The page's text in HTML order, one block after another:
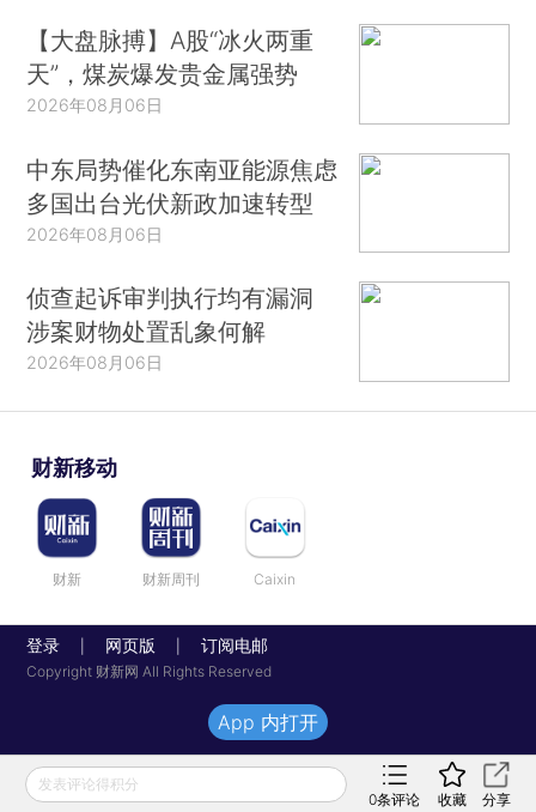
【大盘脉搏】A股“冰火两重
天”，煤炭爆发贵金属强势
2026年08月06日
中东局势催化东南亚能源焦虑
多国出台光伏新政加速转型
2026年08月06日
侦查起诉审判执行均有漏洞
涉案财物处置乱象何解
2026年08月06日
财新移动
财新 财新周刊 Caixin
登录 网页版 订阅电邮
Copyright 财新网 All Rights Reserved
发表评论得积分
0条评论 收藏 分享
App 内打开